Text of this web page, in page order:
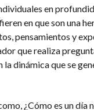
en
en que son una
pensamientos y
que realiza
dinámica que se
¿Cómo es un día